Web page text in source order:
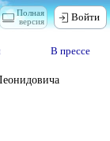
Полная
версия
Войти
В прессе